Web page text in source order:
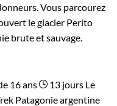
Vous parcourez
le glacier Perito
brute et sauvage.
16 ans 13 jours Le
Patagonie argentine